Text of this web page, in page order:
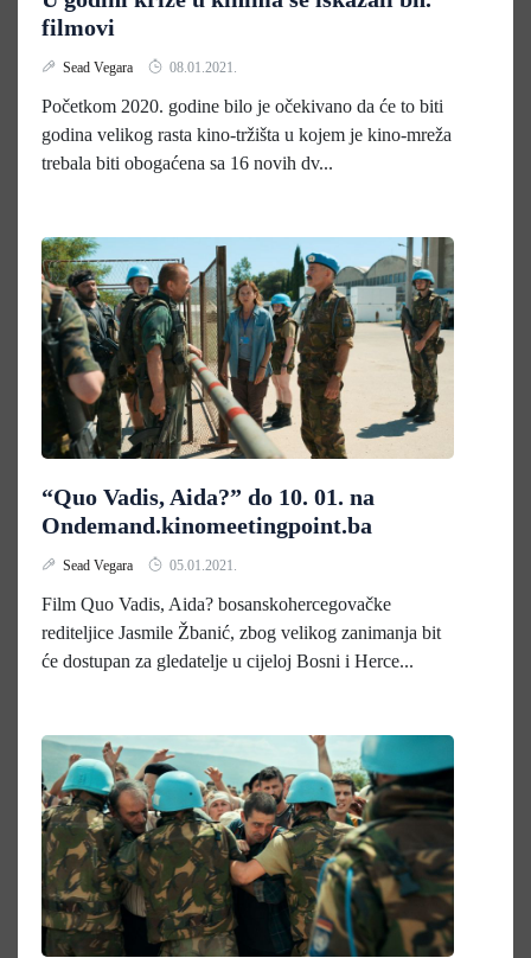
filmovi
Sead Vegara 08.01.2021.
Početkom 2020. godine bilo je očekivano da će to biti
godina velikog rasta kino-tržišta u kojem je kino-mreža
trebala biti obogaćena sa 16 novih dv...
“Quo Vadis, Aida?” do 10. 01. na
Ondemand.kinomeetingpoint.ba
Sead Vegara 05.01.2021.
Film Quo Vadis, Aida? bosanskohercegovačke
rediteljice Jasmile Žbanić, zbog velikog zanimanja bit
će dostupan za gledatelje u cijeloj Bosni i Herce...